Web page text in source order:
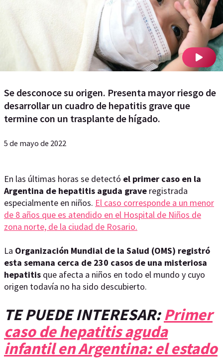
Se desconoce su origen. Presenta mayor riesgo de
desarrollar un cuadro de hepatitis grave que
termine con un trasplante de hígado.
5 de mayo de 2022
En las últimas horas se detectó el primer caso en la
Argentina de hepatitis aguda grave registrada
especialmente en niños. El caso corresponde a un menor
de 8 años que es atendido en el Hospital de Niños de
zona norte, de la ciudad de Rosario.
La Organización Mundial de la Salud (OMS) registró
esta semana cerca de 230 casos de una misteriosa
hepatitis que afecta a niños en todo el mundo y cuyo
origen todavía no ha sido descubierto.
TE PUEDE INTERESAR:Primer
caso de hepatitis aguda
infantil en Argentina: el estado